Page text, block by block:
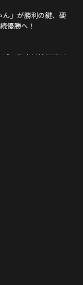
」が勝利の鍵、硬
優勝へ！
球。都市対抗優勝バ